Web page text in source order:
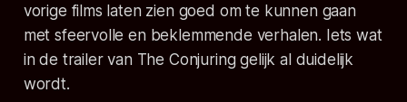
vorige films laten zien goed om te kunnen gaan
met sfeervolle en beklemmende verhalen. Iets wat
in de trailer van The Conjuring gelijk al duidelijk
wordt.